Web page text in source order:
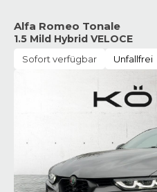
Alfa Romeo Tonale
1.5 Mild Hybrid VELOCE
Sofort verfügbar Unfallfrei